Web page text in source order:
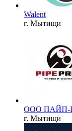
Walent
г. Мытищи
ООО ПАЙП-
г. Мытищи